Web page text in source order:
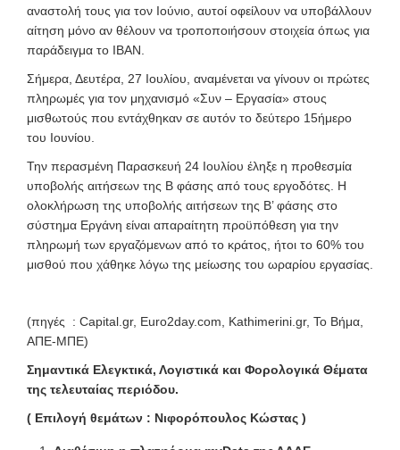
αναστολή τους για τον Ιούνιο, αυτοί οφείλουν να υποβάλλουν
αίτηση μόνο αν θέλουν να τροποποιήσουν στοιχεία όπως για
παράδειγμα το ΙΒΑΝ.
Σήμερα, Δευτέρα, 27 Ιουλίου, αναμένεται να γίνουν οι πρώτες
πληρωμές για τον μηχανισμό «Συν – Εργασία» στους
μισθωτούς που εντάχθηκαν σε αυτόν το δεύτερο 15ήμερο
του Ιουνίου.
Την περασμένη Παρασκευή 24 Ιουλίου έληξε η προθεσμία
υποβολής αιτήσεων της Β φάσης από τους εργοδότες. Η
ολοκλήρωση της υποβολής αιτήσεων της Β’ φάσης στο
σύστημα Εργάνη είναι απαραίτητη προϋπόθεση για την
πληρωμή των εργαζόμενων από το κράτος, ήτοι το 60% του
μισθού που χάθηκε λόγω της μείωσης του ωραρίου εργασίας.
(πηγές : Capital.gr, Euro2day.com, Kathimerini.gr, Το Βήμα,
ΑΠΕ-ΜΠΕ)
Σημαντικά Ελεγκτικά, Λογιστικά και Φορολογικά Θέματα
της τελευταίας περιόδου.
( Επιλογή θεμάτων : Νιφορόπουλος Κώστας )